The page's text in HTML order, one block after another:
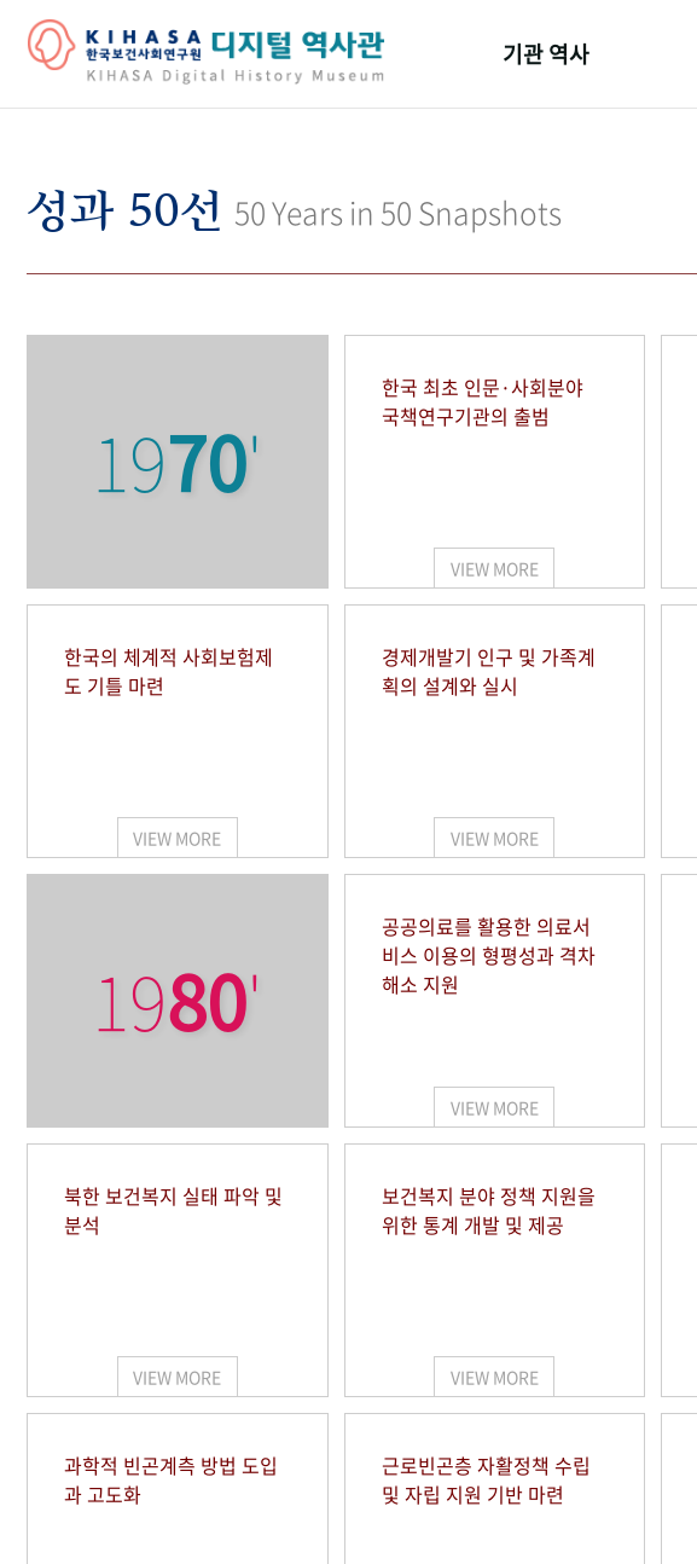
기관 역사
기관 변천사
성과 50선 50 Years in 50 Snapshots
1970'
한국 최초 인문·사회분야
국책연구기관의 출범
VIEW MORE
한국의 체계적 사회보험제
도 기틀 마련
VIEW MORE
경제개발기 인구 및 가족계
획의 설계와 실시
VIEW MORE
1980'
공공의료를 활용한 의료서
비스 이용의 형평성과 격차
해소 지원
VIEW MORE
북한 보건복지 실태 파악 및
분석
VIEW MORE
보건복지 분야 정책 지원을
위한 통계 개발 및 제공
VIEW MORE
과학적 빈곤계측 방법 도입
과 고도화
근로빈곤층 자활정책 수립
및 자립 지원 기반 마련